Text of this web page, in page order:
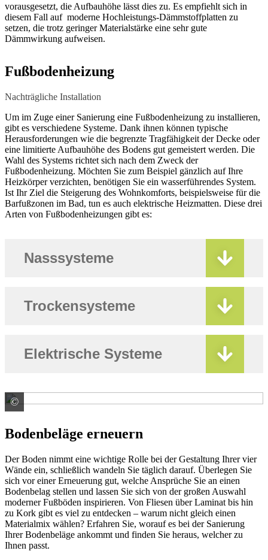
vorausgesetzt, die Aufbauhöhe lässt dies zu. Es empfiehlt sich in
diesem Fall auf moderne Hochleistungs-Dämmstoffplatten zu
setzen, die trotz geringer Materialstärke eine sehr gute
Dämmwirkung aufweisen.
Fußbodenheizung
Nachträgliche Installation
Um im Zuge einer Sanierung eine Fußbodenheizung zu installieren,
gibt es verschiedene Systeme. Dank ihnen können typische
Herausforderungen wie die begrenzte Tragfähigkeit der Decke oder
eine limitierte Aufbauhöhe des Bodens gut gemeistert werden. Die
Wahl des Systems richtet sich nach dem Zweck der
Fußbodenheizung. Möchten Sie zum Beispiel gänzlich auf Ihre
Heizkörper verzichten, benötigen Sie ein wasserführendes System.
Ist Ihr Ziel die Steigerung des Wohnkomforts, beispielsweise für die
Barfußzonen im Bad, tun es auch elektrische Heizmatten. Diese drei
Arten von Fußbodenheizungen gibt es:
Nasssysteme
Trockensysteme
Elektrische Systeme
© SAKRET Trockenbaustoffe Europa GmbH & Co. KG
Bodenbeläge erneuern
Der Boden nimmt eine wichtige Rolle bei der Gestaltung Ihrer vier
Wände ein, schließlich wandeln Sie täglich darauf. Überlegen Sie
sich vor einer Erneuerung gut, welche Ansprüche Sie an einen
Bodenbelag stellen und lassen Sie sich von der großen Auswahl
moderner Fußböden inspirieren. Von Fliesen über Laminat bis hin
zu Kork gibt es viel zu entdecken – warum nicht gleich einen
Materialmix wählen? Erfahren Sie, worauf es bei der Sanierung
Ihrer Bodenbeläge ankommt und finden Sie heraus, welcher zu
Ihnen passt.